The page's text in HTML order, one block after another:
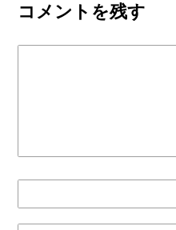
コメントを残す